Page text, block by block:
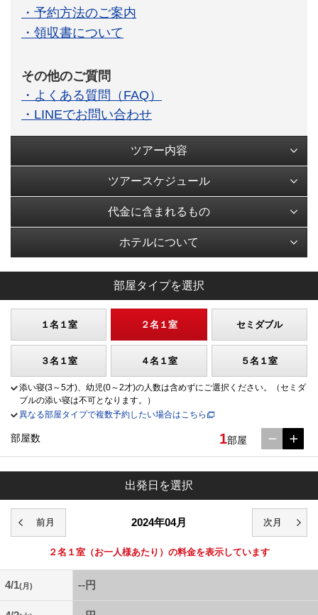
・予約方法のご案内
・領収書について
その他のご質問
・よくある質問（FAQ）
・LINEでお問い合わせ
ツアー内容
ツアースケジュール
代金に含まれるもの
ホテルについて
部屋タイプを選択
１名１室 ２名１室 セミダブル
３名１室 ４名１室 ５名１室
添い寝(3～5才)、幼児(0～2才)の人数は含めずにご選択ください。（セミダ
ブルの添い寝は不可となります。）
異なる部屋タイプで複数予約したい場合はこちら
部屋数 1部屋
出発日を選択
2024年04月
２名１室 （お一人様あたり）の料金を表示しています
4/1(月) --円